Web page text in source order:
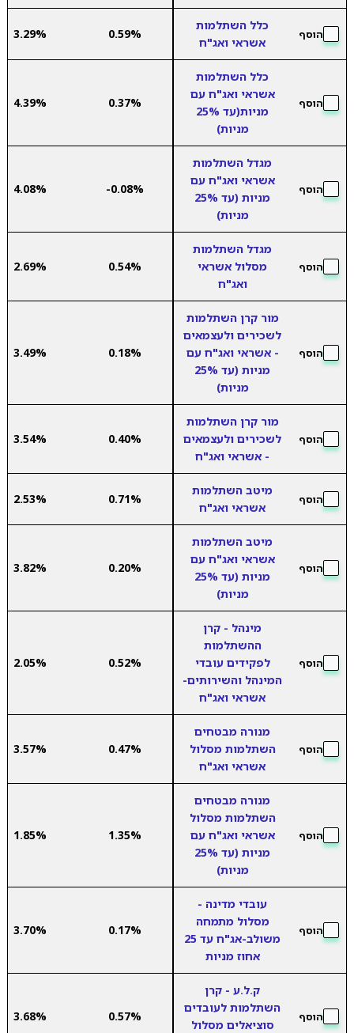
הוסף
כלל השתלמות
אשראי ואג"ח
0.59%
3.29%
הוסף
כלל השתלמות
אשראי ואג"ח עם
מניות(עד 25%
מניות)
0.37%
4.39%
הוסף
מגדל השתלמות
אשראי ואג"ח עם
מניות (עד 25%
מניות)
-0.08%
4.08%
הוסף
מגדל השתלמות
מסלול אשראי
ואג"ח
0.54%
2.69%
הוסף
מור קרן השתלמות
לשכירים ולעצמאים
- אשראי ואג"ח עם
מניות (עד 25%
מניות)
0.18%
3.49%
הוסף
מור קרן השתלמות
לשכירים ולעצמאים
- אשראי ואג"ח
0.40%
3.54%
הוסף
מיטב השתלמות
אשראי ואג"ח
0.71%
2.53%
הוסף
מיטב השתלמות
אשראי ואג"ח עם
מניות (עד 25%
מניות)
0.20%
3.82%
הוסף
מינהל - קרן
ההשתלמות
לפקידים עובדי
המינהל והשירותים-
אשראי ואג"ח
0.52%
2.05%
הוסף
מנורה מבטחים
השתלמות מסלול
אשראי ואג"ח
0.47%
3.57%
הוסף
מנורה מבטחים
השתלמות מסלול
אשראי ואג"ח עם
מניות (עד 25%
מניות)
1.35%
1.85%
הוסף
עובדי מדינה -
מסלול מתמחה
משולב-אג"ח עד 25
אחוז מניות
0.17%
3.70%
הוסף
ק.ל.ע - קרן
השתלמות לעובדים
סוציאלים מסלול
0.57%
3.68%